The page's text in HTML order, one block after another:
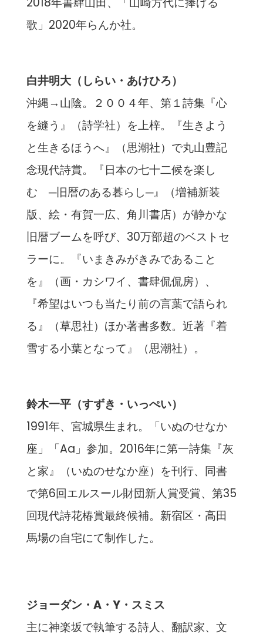
歌」2020年らんか社。
白井明大（しらい・あけひろ）
沖縄→山陰。２００４年、第１詩集『心
を縫う』（詩学社）を上梓。『生きよう
と生きるほうへ』（思潮社）で丸山豊記
念現代詩賞。『日本の七十二候を楽し
む ─旧暦のある暮らし─』（増補新装
版、絵・有賀一広、角川書店）が静かな
旧暦ブームを呼び、30万部超のベストセ
ラーに。『いまきみがきみであること
を』（画・カシワイ、書肆侃侃房）、
『希望はいつも当たり前の言葉で語られ
る』（草思社）ほか著書多数。近著『着
雪する小葉となって』（思潮社）。
鈴木一平（すずき・いっぺい）
1991年、宮城県生まれ。「いぬのせなか
座」「Aa」参加。2016年に第一詩集『灰
と家』（いぬのせなか座）を刊行、同書
で第6回エルスール財団新人賞受賞、第35
回現代詩花椿賞最終候補。新宿区・高田
馬場の自宅にて制作した。
ジョーダン・A・Y・スミス
主に神楽坂で執筆する詩人、翻訳家、文